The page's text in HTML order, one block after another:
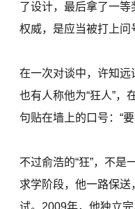
了设计，最后拿了一
权威，是应当被打上问
在一次对谈中，许知远
也有人称他为“狂人”，
句贴在墙上的口号：“
不过俞浩的“狂”，不是
求学阶段，他一路保